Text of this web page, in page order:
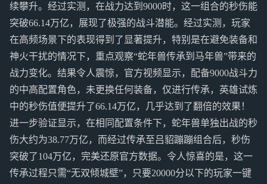
续攀升。经过实测，在战力达到9000时，这一组合的秒伤能
突破66.14万亿，展现了极强的战斗潜能。经过实测，玩家
在高频场景下的表现得到了显著提升，特别是在避免装备和
神火干扰的情况下，重点观察“蛇年兽传承到马年兽”带来的
战力变化。结果令人震惊，官方视频显示，配备9000战斗力
的中高配置角色，未更换任何装备，仅进行传承，英雄试炼
中的秒伤值便提升了66.14万亿，几乎达到了翻倍的效果！
进一步验证显示，在相同配置条件下，蛇年兽单独出战的秒
伤大约为38.77万亿，而经过传承至吕貂蹦蹦组合后，秒伤
突破了104万亿，完美还原官方数据。令人惊喜的是，这一
传承过程只需“无双倾城壁”，只要20000分以下的玩家一键